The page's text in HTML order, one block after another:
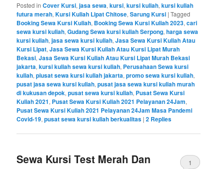
Posted in Cover Kursi,jasa sewa,kursi,kursi kuliah,kursi kuliah
futura merah,Kursi Kuliah Lipat Chitose,Sarung Kursi |Tagged
Booking Sewa Kursi Kuliah, Booking Sewa Kursi Kuliah 2023,cari
sewa kursi kuliah,Gudang Sewa kursi kuliah Serpong,harga sewa
kursi kuliah,jasa sewa kursi kuliah,Jasa Sewa Kursi Kuliah Atau
Kursi Lipat,Jasa Sewa Kursi Kuliah Atau Kursi Lipat Murah
Bekasi,Jasa Sewa Kursi Kuliah Atau Kursi Lipat Murah Bekasi
jakarta,kursi kuliah sewa kursi kuliah, Perusahaan Sewa kursi
kuliah,piusat sewa kursi kuliah jakarta,promo sewa kursi kuliah,
pusat jasa sewa kursi kuliah,pusat jasa sewa kursi kuliah murah
di kukusan depok,pusat sewa kursi kuliah, Pusat Sewa Kursi
Kuliah 2021, Pusat Sewa Kursi Kuliah 2021 Pelayanan 24Jam,
Pusat Sewa Kursi Kuliah 2021 Pelayanan 24Jam Masa Pandemi
Covid-19,pusat sewa kursi kuliah berkualitas |2 Replies
Sewa Kursi Test Merah Dan
1